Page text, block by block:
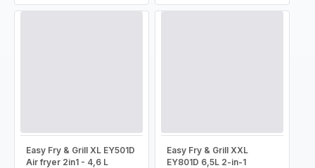
Easy Fry & Grill XL EY501D
Air fryer 2in1 - 4,6 L
Easy Fry & Grill XXL
EY801D 6,5L 2-in-1